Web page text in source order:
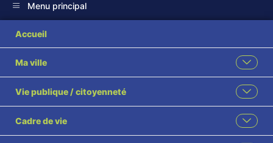
Menu principal
Accueil
Ma ville
Vie publique / citoyenneté
Cadre de vie
16 2024 Contrat de
location cabine
mobile Brocante
2024